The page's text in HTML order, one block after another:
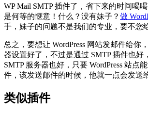
WP Mail SMTP 插件了，省下来的时间喝
是何等的惬意！什么？没有妹子？ 做
手，妹子的问题不是我们的专业，要不您
总之，要想让 WordPress 网站发邮件给你
器设置好了，不过是通过 SMTP 插件也好
SMTP 服务器也好，只要 WordPress 站点
件，该发送邮件的时候，他就一点会发送
类似插件